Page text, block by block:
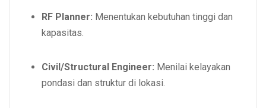
RF Planner: Menentukan kebutuhan tinggi dan
kapasitas.
Civil/Structural Engineer: Menilai kelayakan
pondasi dan struktur di lokasi.